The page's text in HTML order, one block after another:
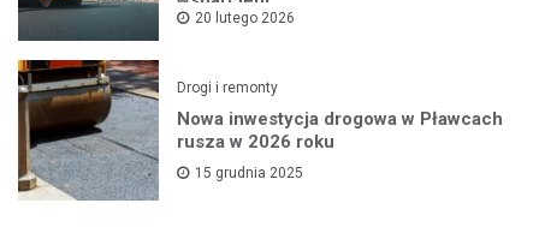
20 lutego 2026
Drogi i remonty
Nowa inwestycja drogowa w Pławcach
rusza w 2026 roku
15 grudnia 2025